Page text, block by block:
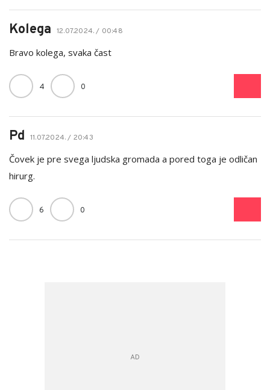
Kolega 12.07.2024. / 00:48
Bravo kolega, svaka čast
4 0
Pd 11.07.2024. / 20:43
Čovek je pre svega ljudska gromada a pored toga je odličan
hirurg.
6 0